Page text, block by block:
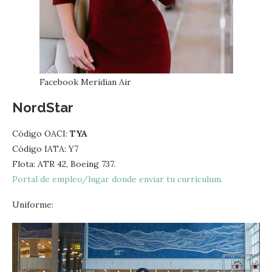
Facebook Meridian Air
NordStar
Código OACI: TYA
Código IATA: Y7
Flota: ATR 42, Boeing 737.
Portal de empleo/lugar donde enviar tu currículum.
Uniforme: